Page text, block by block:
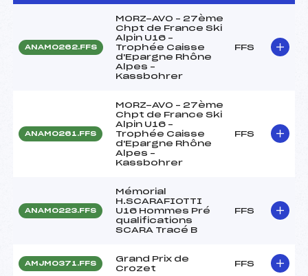
ANAM0262.FFS
MORZ-AVO – 27ème
Chpt de France Ski
Alpin U16 –
Trophée Caisse
d'Epargne Rhône
Alpes –
Kassbohrer
FFS
ANAM0261.FFS
MORZ-AVO – 27ème
Chpt de France Ski
Alpin U16 –
Trophée Caisse
d'Epargne Rhône
Alpes –
Kassbohrer
FFS
ANAM0223.FFS
Mémorial
H.SCARAFIOTTI
U16 Hommes Pré
qualifications
SCARA Tracé B
FFS
AMJM0371.FFS
Grand Prix de
Crozet
FFS